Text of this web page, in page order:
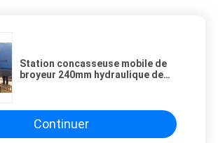
Station concasseuse mobile de
broyeur 240mm hydraulique de
Continuer